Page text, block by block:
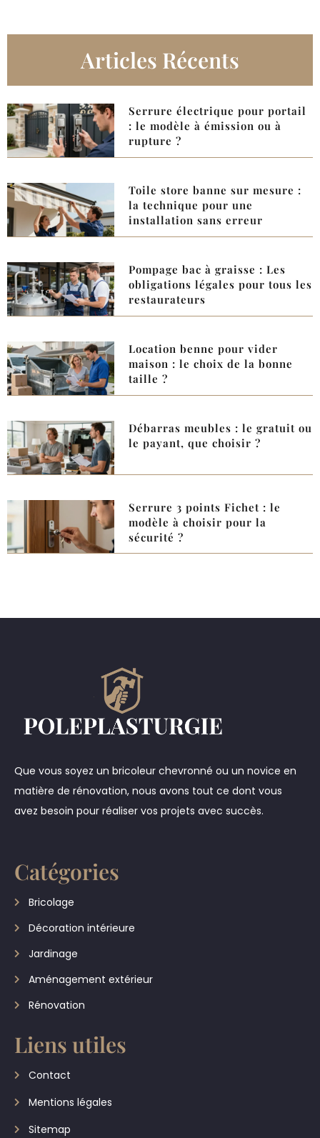
Articles Récents
Serrure électrique pour portail
: le modèle à émission ou à
rupture ?
Toile store banne sur mesure :
la technique pour une
installation sans erreur
Pompage bac à graisse : Les
obligations légales pour tous les
restaurateurs
Location benne pour vider
maison : le choix de la bonne
taille ?
Débarras meubles : le gratuit ou
le payant, que choisir ?
Serrure 3 points Fichet : le
modèle à choisir pour la
sécurité ?
Que vous soyez un bricoleur chevronné ou un novice en
matière de rénovation, nous avons tout ce dont vous
avez besoin pour réaliser vos projets avec succès.
Catégories
Bricolage
Décoration intérieure
Jardinage
Aménagement extérieur
Rénovation
Liens utiles
Contact
Mentions légales
Sitemap